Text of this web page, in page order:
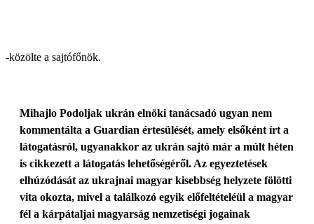
-közölte a sajtófőnök.
Mihajlo Podoljak ukrán elnöki tanácsadó ugyan nem
kommentálta a Guardian értesülését, amely elsőként írt a
látogatásról, ugyanakkor az ukrán sajtó már a múlt héten
is cikkezett a látogatás lehetőségéről. Az egyeztetések
elhúzódását az ukrajnai magyar kisebbség helyzete fölötti
vita okozta, mivel a találkozó egyik előfeltételéül a magyar
fél a kárpátaljai magyarság nemzetiségi jogainak